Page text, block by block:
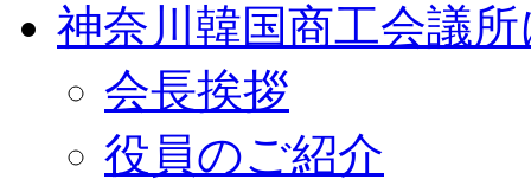
神奈川韓国商工会議
会長挨拶
役員のご紹介